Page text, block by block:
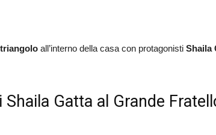
triangolo all’interno della casa con protagonisti Shaila
Gatta al Grande